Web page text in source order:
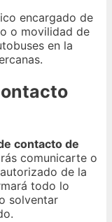
encargado de
o movilidad de
en la
contacto de
comunicarte o
de la
todo lo
solventar